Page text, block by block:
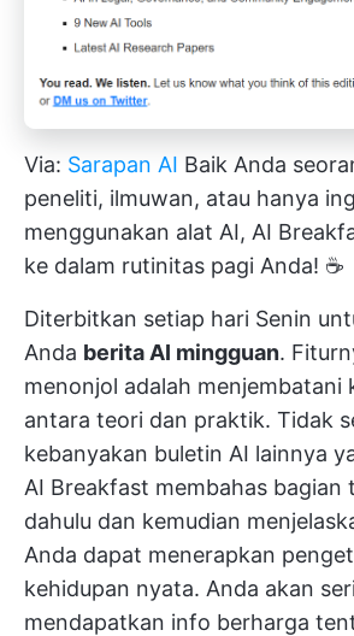
Via: Sarapan AI Baik Anda
peneliti, ilmuwan, atau hanya
menggunakan alat AI, AI
ke dalam rutinitas pagi Anda! ☕
Diterbitkan setiap hari Senin
Anda berita AI mingguan.
menonjol adalah menjembatani
antara teori dan praktik. Tidak
kebanyakan buletin AI lainnya
AI Breakfast membahas bagian
dahulu dan kemudian
Anda dapat menerapkan
kehidupan nyata. Anda akan
mendapatkan info berharga